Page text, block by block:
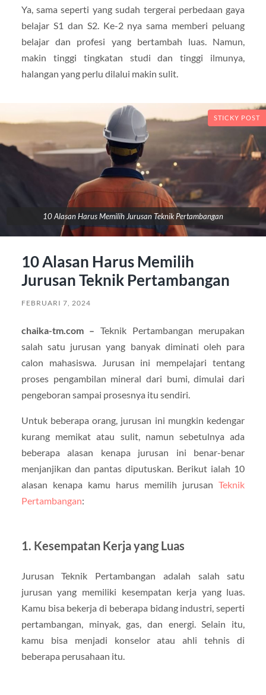
Ya, sama seperti yang sudah tergerai perbedaan gaya
belajar S1 dan S2. Ke-2 nya sama memberi peluang
belajar dan profesi yang bertambah luas. Namun,
makin tinggi tingkatan studi dan tinggi ilmunya,
halangan yang perlu dilalui makin sulit.
STICKY POST
10 Alasan Harus Memilih Jurusan Teknik Pertambangan
10 Alasan Harus Memilih
Jurusan Teknik Pertambangan
FEBRUARI 7, 2024
chaika-tm.com – Teknik Pertambangan merupakan
salah satu jurusan yang banyak diminati oleh para
calon mahasiswa. Jurusan ini mempelajari tentang
proses pengambilan mineral dari bumi, dimulai dari
pengeboran sampai prosesnya itu sendiri.
Untuk beberapa orang, jurusan ini mungkin kedengar
kurang memikat atau sulit, namun sebetulnya ada
beberapa alasan kenapa jurusan ini benar-benar
menjanjikan dan pantas diputuskan. Berikut ialah 10
alasan kenapa kamu harus memilih jurusanTeknik
Pertambangan:
1. Kesempatan Kerja yang Luas
Jurusan Teknik Pertambangan adalah salah satu
jurusan yang memiliki kesempatan kerja yang luas.
Kamu bisa bekerja di beberapa bidang industri, seperti
pertambangan, minyak, gas, dan energi. Selain itu,
kamu bisa menjadi konselor atau ahli tehnis di
beberapa perusahaan itu.